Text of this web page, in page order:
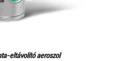
eltávolító aeroszol